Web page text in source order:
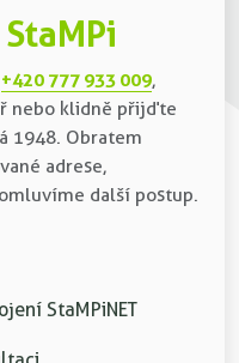
StaMPi
+420 777 933 009,
nebo klidně přijďte
1948. Obratem
adrese,
další postup.
StaMPiNET